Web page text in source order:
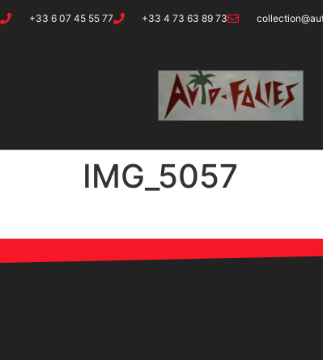
+33 6 07 45 55 77 +33 4 73 63 89 73
IMG_5057